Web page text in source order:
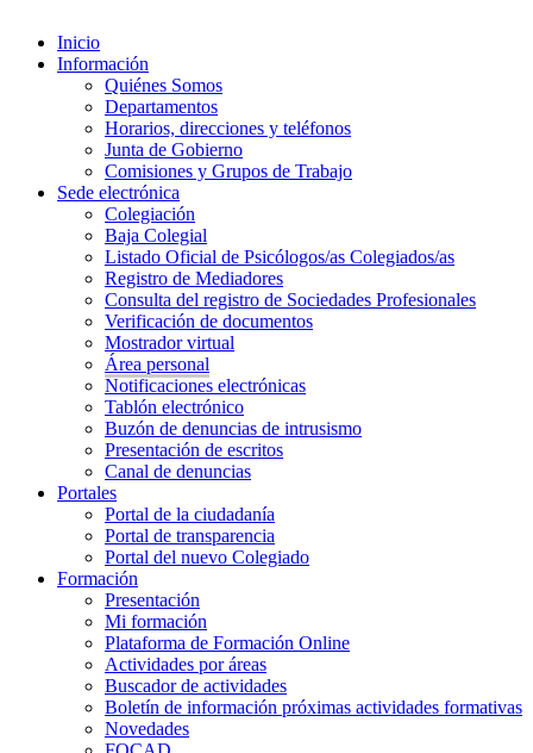
Inicio
Información
Quiénes Somos
Departamentos
Horarios, direcciones y teléfonos
Junta de Gobierno
Comisiones y Grupos de Trabajo
Sede electrónica
Colegiación
Baja Colegial
Listado Oficial de Psicólogos/as Colegiados/as
Registro de Mediadores
Consulta del registro de Sociedades Profesionales
Verificación de documentos
Mostrador virtual
Área personal
Notificaciones electrónicas
Tablón electrónico
Buzón de denuncias de intrusismo
Presentación de escritos
Canal de denuncias
Portales
Portal de la ciudadanía
Portal de transparencia
Portal del nuevo Colegiado
Formación
Presentación
Mi formación
Plataforma de Formación Online
Actividades por áreas
Buscador de actividades
Boletín de información próximas actividades formativas
Novedades